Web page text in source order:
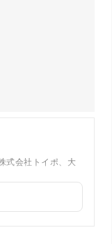
式会社トイポ、大